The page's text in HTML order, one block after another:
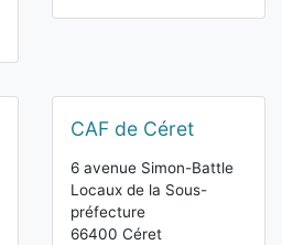
CAF de Céret
6 avenue Simon-Battle
Locaux de la Sous-
préfecture
66400 Céret